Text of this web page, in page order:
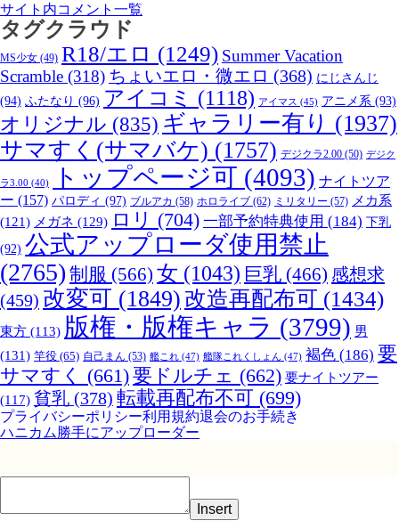
サイト内コメント一覧
タグクラウド
MS少女 (49) R18/エロ (1249) Summer Vacation
Scramble (318) ちょいエロ・微エロ (368) にじさんじ
(94) ふたなり (96) アイコミ (1118) アイマス (45) アニメ系 (93)
オリジナル (835) ギャラリー有り (1937)
サマすく(サマバケ) (1757) デジクラ2.00 (50) デジク
ラ3.00 (40) トップページ可 (4093) ナイトツア
ー (157) パロディ (97) ブルアカ (58) ホロライブ (62) ミリタリー (57) メカ系
(121) メガネ (129) ロリ (704) 一部予約特典使用 (184) 下乳
(92) 公式アップローダ使用禁止
(2765) 制服 (566) 女 (1043) 巨乳 (466) 感想求
(459) 改変可 (1849) 改造再配布可 (1434)
東方 (113) 版権・版権キャラ (3799) 男
(131) 竿役 (65) 自己まん (53) 艦これ (47) 艦隊これくしょん (47) 褐色 (186) 要
サマすく
(661)要ドルチェ (662) 要ナイトツアー
(117) 貧乳 (378) 転載再配布不可 (699)
プライバシーポリシー利用規約退会のお手続き
ハニカム勝手にアップローダー
Insert